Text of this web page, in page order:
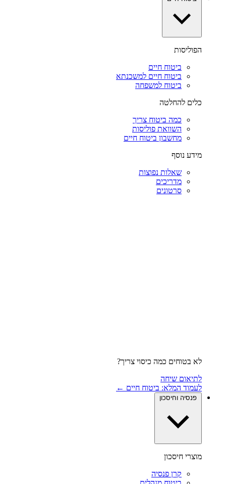
הפוליסות
ביטוח חיים
ביטוח חיים למשכנתא
ביטוח למשפחה
כלים להחלטה
כמה ביטוח צריך
השוואת פוליסות
מחשבון ביטוח חיים
מידע נוסף
שאלות נפוצות
מדריכים
סרטונים
לא בטוחים כמה כיסוי צריך?
לתיאום שיחה
לעמוד המלא: ביטוח חיים ←
פנסיה וחיסכון
מוצרי חיסכון
קרן פנסיה